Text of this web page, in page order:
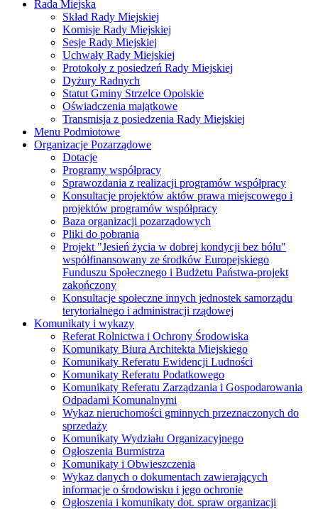
Rada Miejska
Skład Rady Miejskiej
Komisje Rady Miejskiej
Sesje Rady Miejskiej
Uchwały Rady Miejskiej
Protokoły z posiedzeń Rady Miejskiej
Dyżury Radnych
Statut Gminy Strzelce Opolskie
Oświadczenia majątkowe
Transmisja z posiedzenia Rady Miejskiej
Menu Podmiotowe
Organizacje Pozarządowe
Dotacje
Programy współpracy
Sprawozdania z realizacji programów współpracy
Konsultacje projektów aktów prawa miejscowego i
projektów programów współpracy
Baza organizacji pozarządowych
Pliki do pobrania
Projekt "Jesień życia w dobrej kondycji bez bólu"
współfinansowany ze środków Europejskiego
Funduszu Społecznego i Budżetu Państwa-projekt
zakończony
Konsultacje społeczne innych jednostek samorządu
terytorialnego i administracji rządowej
Komunikaty i wykazy
Referat Rolnictwa i Ochrony Środowiska
Komunikaty Biura Architekta Miejskiego
Komunikaty Referatu Ewidencji Ludności
Komunikaty Referatu Podatkowego
Komunikaty Referatu Zarządzania i Gospodarowania
Odpadami Komunalnymi
Wykaz nieruchomości gminnych przeznaczonych do
sprzedaży
Komunikaty Wydziału Organizacyjnego
Ogłoszenia Burmistrza
Komunikaty i Obwieszczenia
Wykaz danych o dokumentach zawierających
informacje o środowisku i jego ochronie
Ogłoszenia i komunikaty dot. spraw organizacji